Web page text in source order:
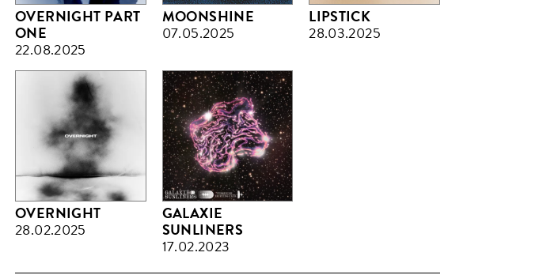
OVERNIGHT PART
ONE
22.08.2025
MOONSHINE
07.05.2025
LIPSTICK
28.03.2025
OVERNIGHT
28.02.2025
GALAXIE
SUNLINERS
17.02.2023